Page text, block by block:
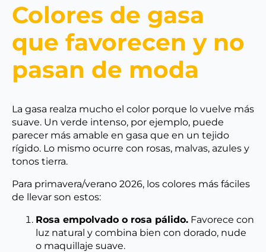
Colores de gasa
que favorecen y no
pasan de moda
La gasa realza mucho el color porque lo vuelve más
suave. Un verde intenso, por ejemplo, puede
parecer más amable en gasa que en un tejido
rígido. Lo mismo ocurre con rosas, malvas, azules y
tonos tierra.
Para primavera/verano 2026, los colores más fáciles
de llevar son estos:
Rosa empolvado o rosa pálido. Favorece con
luz natural y combina bien con dorado, nude
o maquillaje suave.